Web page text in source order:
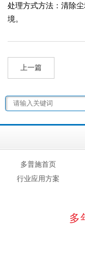
处理方式方法：清除
境。
上一篇
多普施首页
行业应用方案
多